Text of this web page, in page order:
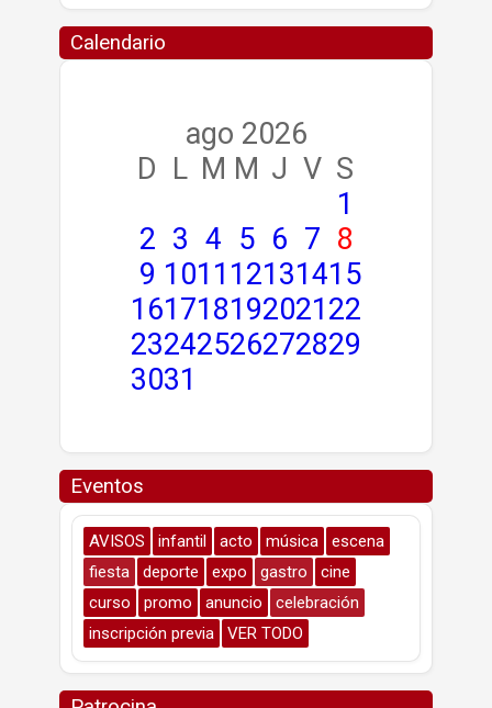
Calendario
ago 2026
D L M M J V S
1
2 3 4 5 6 7 8
9 1011 12131415
16171819202122
23242526272829
3031
Eventos
AVISOS infantil acto música
escena
fiesta
deporte expo gastro
cine
curso
promo anuncio
celebración
inscripción previa
VER TODO